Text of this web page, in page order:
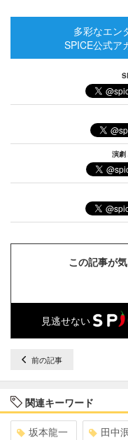
多彩なエン
SPICE公式ア
演劇
この記事が
見逃せない
前の記事
関連キーワード
坂本龍一 田中